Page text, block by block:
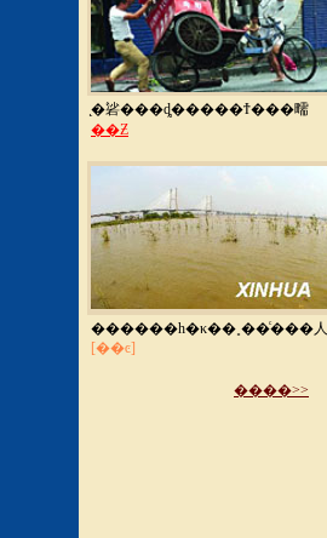
̨�硰���ȡ�����Ϯ���㽭
��Ƶ
������һ�κ��˳��ͨ���人
[��ͼ]
����>>